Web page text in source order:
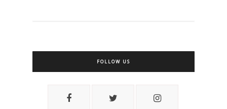
FOLLOW US